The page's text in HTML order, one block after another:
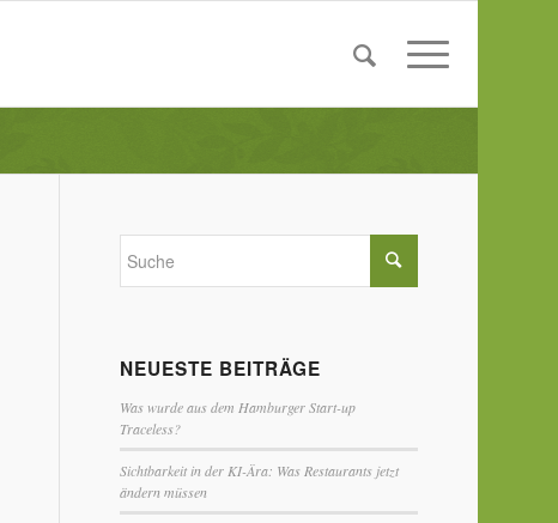
NEUESTE BEITRÄGE
Was wurde aus dem Hamburger Start-up
Traceless?
Sichtbarkeit in der KI-Ära: Was Restaurants jetzt
ändern müssen